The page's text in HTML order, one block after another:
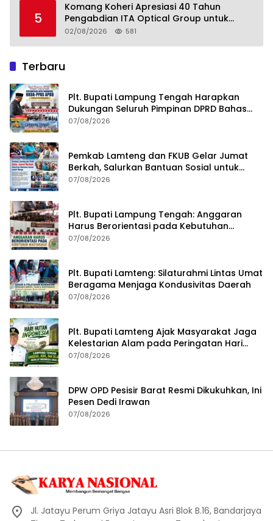
Menuju Indonesia Emas 2045
5
Komang Koheri Apresiasi 40 Tahun
Pengabdian ITA Optical Group untuk
Kesehatan Mata Masyarakat Lamteng
02/08/2026 581
Terbaru
Plt. Bupati Lampung Tengah Harapkan
Dukungan Seluruh Pimpinan DPRD Bahas
RKUA-PPAS APBD Tahun 2027
07/08/2026
Pemkab Lamteng dan FKUB Gelar Jumat
Berkah, Salurkan Bantuan Sosial untuk
Warga
07/08/2026
Plt. Bupati Lampung Tengah: Anggaran
Harus Berorientasi pada Kebutuhan
Masyarakat
07/08/2026
Plt. Bupati Lamteng: Silaturahmi Lintas Umat
Beragama Menjaga Kondusivitas Daerah
07/08/2026
Plt. Bupati Lamteng Ajak Masyarakat Jaga
Kelestarian Alam pada Peringatan Hari
Hutan Indonesia 2026
07/08/2026
DPW OPD Pesisir Barat Resmi Dikukuhkan, Ini
Pesen Dedi Irawan
07/08/2026
Jl. Jatayu Perum Griya Jatayu Asri Blok B.16, Bandarjaya